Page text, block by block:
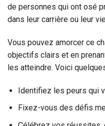
de personnes qui ont osé
dans leur carrière ou leur
Vous pouvez amorcer ce
objectifs clairs et en
les atteindre. Voici
Identifiez les peurs qui
Fixez-vous des défis